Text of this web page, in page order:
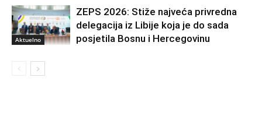
Aktuelno
ZEPS 2026: Stiže najveća privredna
delegacija iz Libije koja je do sada
posjetila Bosnu i Hercegovinu